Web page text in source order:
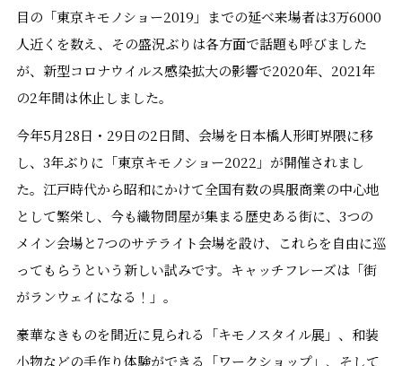
目の「東京キモノショー2019」までの延べ来場者は3万6000
人近くを数え、その盛況ぶりは各方面で話題も呼びました
が、新型コロナウイルス感染拡大の影響で2020年、2021年
の2年間は休止しました。
今年5月28日・29日の2日間、会場を日本橋人形町界隈に移
し、3年ぶりに「東京キモノショー2022」が開催されまし
た。江戸時代から昭和にかけて全国有数の呉服商業の中心地
として繁栄し、今も織物問屋が集まる歴史ある街に、3つの
メイン会場と7つのサテライト会場を設け、これらを自由に巡
ってもらうという新しい試みです。キャッチフレーズは「街
がランウェイになる！」。
豪華なきものを間近に見られる「キモノスタイル展」、和装
小物などの手作り体験ができる「ワークショップ」、そして